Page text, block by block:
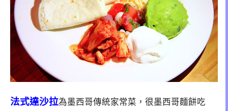
法式達沙拉為墨西哥傳統家常菜，很墨西哥麵餅吃